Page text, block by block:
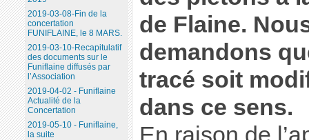
de Flaine.
demandons
tracé soit
dans ce sens.
2019-03-08-Fin de la
concertation
FUNIFLAINE, le 8 MARS.
2019-03-10-Recapitulatif
des documents sur le
Funiflaine diffusés par
l’Association
2019-04-02 - Funiflaine
Actualité de la
Concertation
2019-05-10 - Funiflaine,
la suite